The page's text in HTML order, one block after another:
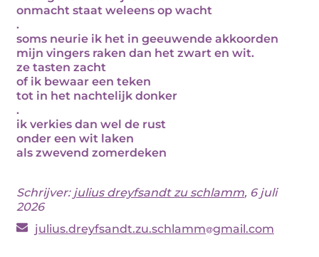
onmacht staat weleens op wacht
.
soms neurie ik het in geeuwende akkoorden
mijn vingers raken dan het zwart en wit.
ze tasten zacht
of ik bewaar een teken
tot in het nachtelijk donker
.
ik verkies dan wel de rust
onder een wit laken
als zwevend zomerdeken
Schrijver: julius dreyfsandt zu schlamm, 6 juli
2026
julius.dreyfsandt.zu.schlamm gmail.com